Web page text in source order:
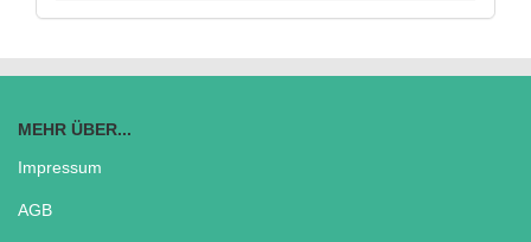
MEHR ÜBER...
Impressum
AGB